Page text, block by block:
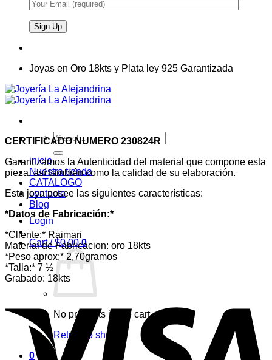
Joyas en Oro 18kts y Plata ley 925 Garantizada
Search
for:
inicio
Nuestra tienda
CATALOGO
contacto
Blog
Login
Cart /$0,00 0
No products in the cart.
Return to shop
0
CERTIFICADO NUMERO 230824R
Garantizamos la Autenticidad del material que compone esta
pieza, así también como la calidad de su elaboración.
Esta joya posee las siguientes características:
*Datos de Fabricación:*
*Cliente:* Raimari
Material de Fabricacion: oro 18kts
*Peso aprox:* 2,70gramos
*Talla:* 7 ½
Grabado: 18kts